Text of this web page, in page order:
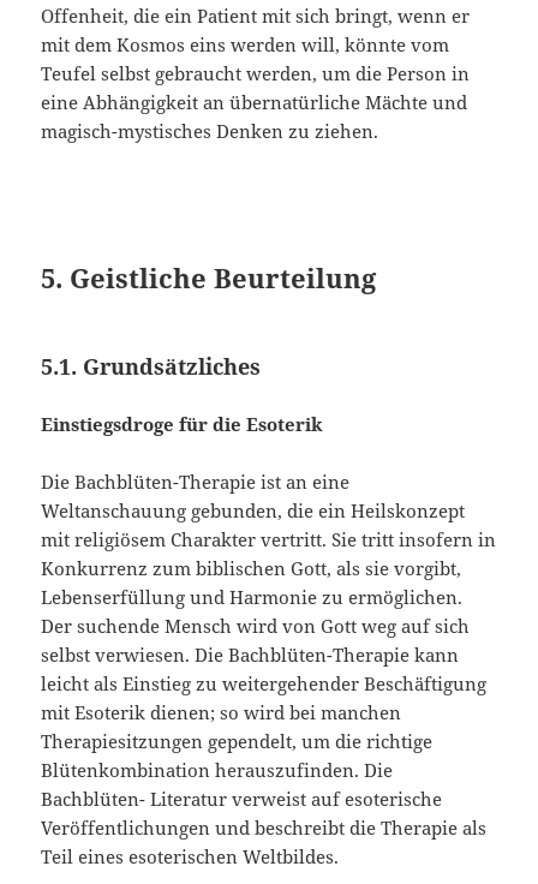
Offenheit, die ein Patient mit sich bringt, wenn er
mit dem Kosmos eins werden will, könnte vom
Teufel selbst gebraucht werden, um die Person in
eine Abhängigkeit an übernatürliche Mächte und
magisch-mystisches Denken zu ziehen.
5. Geistliche Beurteilung
5.1. Grundsätzliches
Einstiegsdroge für die Esoterik
Die Bachblüten-Therapie ist an eine
Weltanschauung gebunden, die ein Heilskonzept
mit religiösem Charakter vertritt. Sie tritt insofern in
Konkurrenz zum biblischen Gott, als sie vorgibt,
Lebenserfüllung und Harmonie zu ermöglichen.
Der suchende Mensch wird von Gott weg auf sich
selbst verwiesen. Die Bachblüten-Therapie kann
leicht als Einstieg zu weitergehender Beschäftigung
mit Esoterik dienen; so wird bei manchen
Therapiesitzungen gependelt, um die richtige
Blütenkombination herauszufinden. Die
Bachblüten- Literatur verweist auf esoterische
Veröffentlichungen und beschreibt die Therapie als
Teil eines esoterischen Weltbildes.